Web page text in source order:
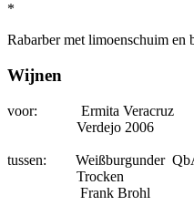
*
Rabarber met limoenschuim en
Wijnen
voor: Ermita Veracruz
Verdejo
tussen: Weißburgunder
Trocken
Frank